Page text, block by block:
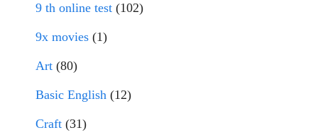
9 th online test (102)
9x movies (1)
Art (80)
Basic English (12)
Craft (31)